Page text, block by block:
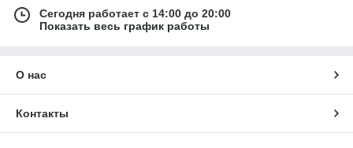
Сегодня работает с 14:00 до 20:00
Показать весь график работы
О нас
Контакты